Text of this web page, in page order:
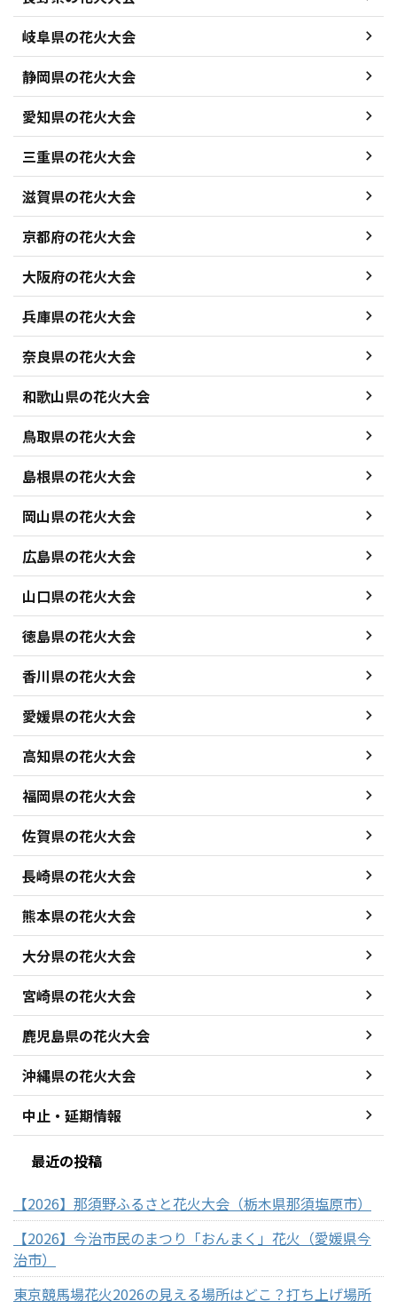
岐阜県の花火大会
静岡県の花火大会
愛知県の花火大会
三重県の花火大会
滋賀県の花火大会
京都府の花火大会
大阪府の花火大会
兵庫県の花火大会
奈良県の花火大会
和歌山県の花火大会
鳥取県の花火大会
島根県の花火大会
岡山県の花火大会
広島県の花火大会
山口県の花火大会
徳島県の花火大会
香川県の花火大会
愛媛県の花火大会
高知県の花火大会
福岡県の花火大会
佐賀県の花火大会
長崎県の花火大会
熊本県の花火大会
大分県の花火大会
宮崎県の花火大会
鹿児島県の花火大会
沖縄県の花火大会
中止・延期情報
最近の投稿
【2026】那須野ふるさと花火大会（栃木県那須塩原市）
【2026】今治市民のまつり「おんまく」花火（愛媛県今
治市）
東京競馬場花火2026の見える場所はどこ？打ち上げ場所